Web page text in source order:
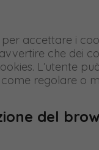
accettare i
che dei
L’utente
regolare o
del